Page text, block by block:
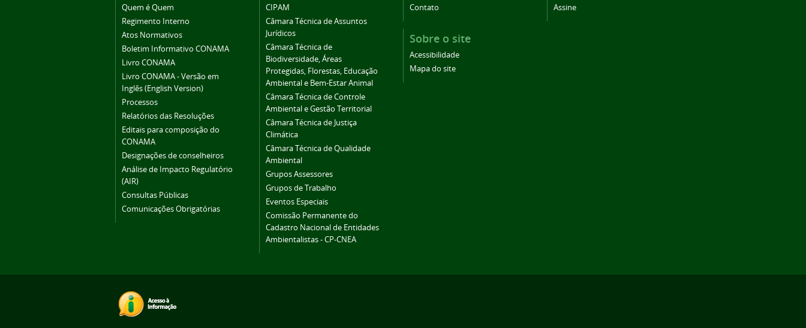
Quem é Quem
Regimento Interno
Atos Normativos
Boletim Informativo CONAMA
Livro CONAMA
Livro CONAMA - Versão em
Inglês (English Version)
Processos
Relatórios das Resoluções
Editais para composição do
CONAMA
Designações de conselheiros
Análise de Impacto Regulatório
(AIR)
Consultas Públicas
Comunicações Obrigatórias
CIPAM
Câmara Técnica de Assuntos
Jurídicos
Câmara Técnica de
Biodiversidade, Áreas
Protegidas, Florestas, Educação
Ambiental e Bem-Estar Animal
Câmara Técnica de Controle
Ambiental e Gestão Territorial
Câmara Técnica de Justiça
Climática
Câmara Técnica de Qualidade
Ambiental
Grupos Assessores
Grupos de Trabalho
Eventos Especiais
Comissão Permanente do
Cadastro Nacional de Entidades
Ambientalistas - CP-CNEA
Contato
Assine
Sobre o site
Acessibilidade
Mapa do site